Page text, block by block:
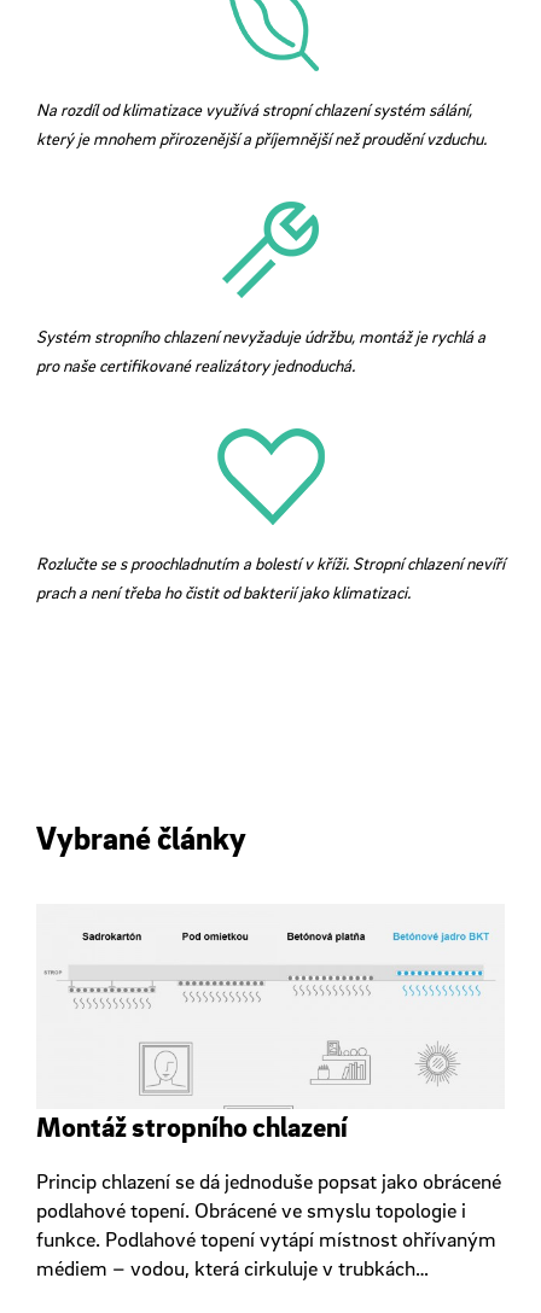
Na rozdíl od klimatizace využívá stropní chlazení systém sálání,
který je mnohem přirozenější a příjemnější než proudění vzduchu.
Systém stropního chlazení nevyžaduje údržbu, montáž je rychlá a
pro naše certifikované realizátory jednoduchá.
Rozlučte se s proochladnutím a bolestí v kříži. Stropní chlazení nevíří
prach a není třeba ho čistit od bakterií jako klimatizaci.
Vybrané články
Montáž stropního chlazení
Princip chlazení se dá jednoduše popsat jako obrácené
podlahové topení. Obrácené ve smyslu topologie i
funkce. Podlahové topení vytápí místnost ohřívaným
médiem – vodou, která cirkuluje v trubkách…